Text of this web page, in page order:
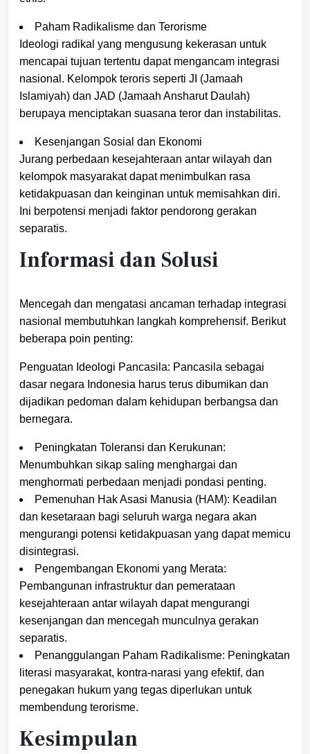
Paham Radikalisme dan Terorisme
Ideologi radikal yang mengusung kekerasan untuk
mencapai tujuan tertentu dapat mengancam integrasi
nasional. Kelompok teroris seperti JI (Jamaah
Islamiyah) dan JAD (Jamaah Ansharut Daulah)
berupaya menciptakan suasana teror dan instabilitas.
Kesenjangan Sosial dan Ekonomi
Jurang perbedaan kesejahteraan antar wilayah dan
kelompok masyarakat dapat menimbulkan rasa
ketidakpuasan dan keinginan untuk memisahkan diri.
Ini berpotensi menjadi faktor pendorong gerakan
separatis.
Informasi dan Solusi
Mencegah dan mengatasi ancaman terhadap integrasi
nasional membutuhkan langkah komprehensif. Berikut
beberapa poin penting:
Penguatan Ideologi Pancasila: Pancasila sebagai
dasar negara Indonesia harus terus dibumikan dan
dijadikan pedoman dalam kehidupan berbangsa dan
bernegara.
Peningkatan Toleransi dan Kerukunan:
Menumbuhkan sikap saling menghargai dan
menghormati perbedaan menjadi pondasi penting.
Pemenuhan Hak Asasi Manusia (HAM): Keadilan
dan kesetaraan bagi seluruh warga negara akan
mengurangi potensi ketidakpuasan yang dapat memicu
disintegrasi.
Pengembangan Ekonomi yang Merata:
Pembangunan infrastruktur dan pemerataan
kesejahteraan antar wilayah dapat mengurangi
kesenjangan dan mencegah munculnya gerakan
separatis.
Penanggulangan Paham Radikalisme: Peningkatan
literasi masyarakat, kontra-narasi yang efektif, dan
penegakan hukum yang tegas diperlukan untuk
membendung terorisme.
Kesimpulan